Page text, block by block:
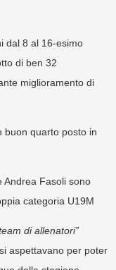
dal 8 al 16-esimo
di ben 32
miglioramento di
buon quarto posto in
Andrea Fasoli sono
categoria U19M
di allenatori”
aspettavano per poter